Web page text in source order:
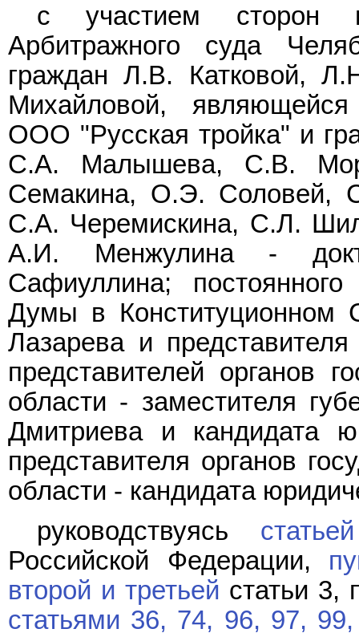
с участием сторон
Арбитражного суда
граждан Л.В. Катковой,
Михайловой, являющейся
ООО "Русская тройка" и
С.А. Малышева, С.В.
Семакина, О.Э. Соловей,
С.А. Черемискина, С.Л.
А.И. Менжулина -
Сафиуллина; постоянного
Думы в Конституционном
Лазарева и
представителей органов
области - заместителя
Дмитриева и кандидата
представителя органов
области - кандидата
руководствуясь
Российской Федерации,
второй и третьей статьи 3,
статьями 36, 74, 96, 97, 99,